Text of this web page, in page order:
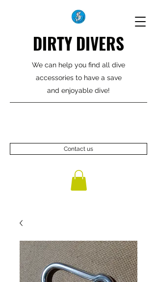
DIRTY DIVERS
We can help you find all dive
accessories to have a save
and enjoyable dive!
Contact us